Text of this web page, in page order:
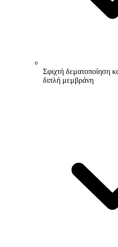
Σφιχτή δεματοποίηση
διπλή μεμβράνη